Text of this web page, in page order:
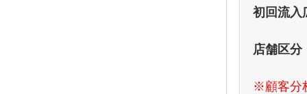
初回流入
店舗区分
※顧客分